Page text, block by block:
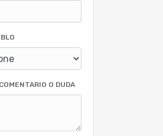
O DUDA